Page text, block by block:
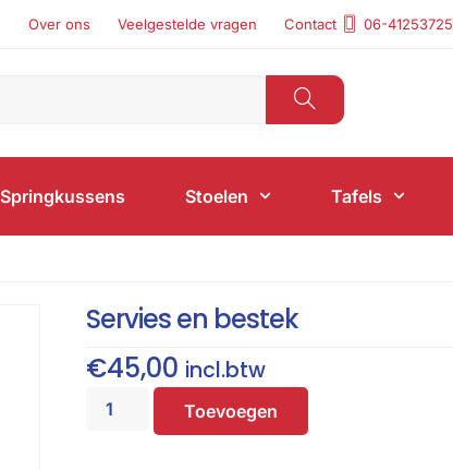
Over ons Veelgestelde vragen Contact 06-41253725
Springkussens Stoelen Tafels
Servies en bestek
€45,00 incl.btw
Toevoegen